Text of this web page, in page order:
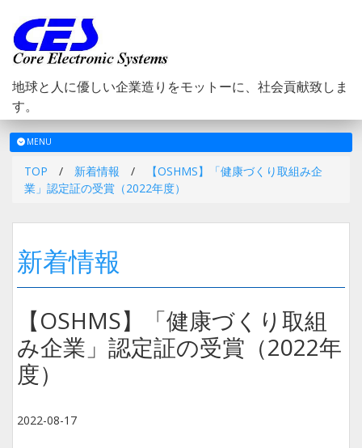
地球と人に優しい企業造りをモットーに、社会貢献致しま
す。
メ
ニ
MENU
TOP / 新着情報 /
【OSHMS】「健康づくり取組み企
業」認定証の受賞（2022年度）
新着情報
【OSHMS】「健康づくり取組
み企業」認定証の受賞（2022年
度）
2022-08-17